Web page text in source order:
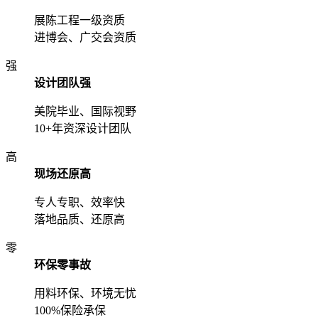
展陈工程一级资质
进博会、广交会资质
强
设计团队强
美院毕业、国际视野
10+年资深设计团队
高
现场还原高
专人专职、效率快
落地品质、还原高
零
环保零事故
用料环保、环境无忧
100%保险承保